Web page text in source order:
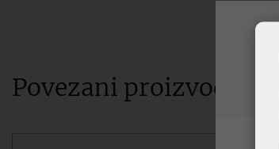
Povezani proizvodi